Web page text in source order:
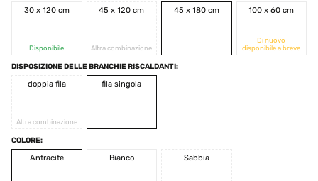
30 x 120 cm
Disponibile
45 x 120 cm
Altra combinazione
45 x 180 cm 100 x 60 cm
Di nuovo
disponibile a breve
DISPOSIZIONE DELLE BRANCHIE RISCALDANTI:
doppia fila
Altra combinazione
fila singola
COLORE:
Antracite
Bianco Sabbia